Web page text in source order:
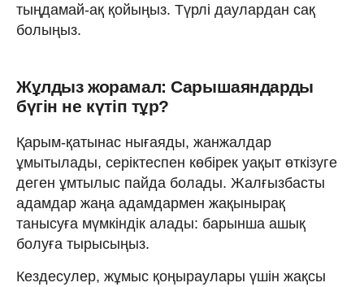
тыңдамай-ақ қойыңыз. Түрлі даулардан сақ
болыңыз.
Жұлдыз жорамал: Сарышаяндарды
бүгін не күтіп тұр?
Қарым-қатынас нығаяды, жанжалдар
ұмытылады, серіктеспен көбірек уақыт өткізуге
деген ұмтылыс пайда болады. Жалғызбасты
адамдар жаңа адамдармен жақынырақ
танысуға мүмкіндік алады: барынша ашық
болуға тырысыңыз.
Кездесулер, жұмыс қоңыраулары үшін жақсы